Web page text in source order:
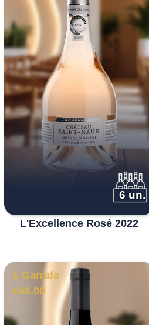
6 un.
L'Excellence Rosé 2022
1 Garrafa
€46.00